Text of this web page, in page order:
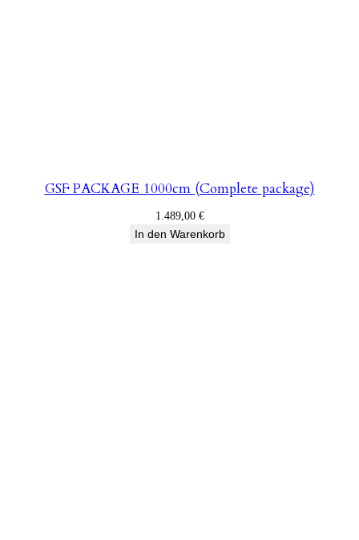
GSF PACKAGE 1000cm (Complete package)
1.489,00 €
In den Warenkorb